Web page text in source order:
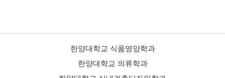
한양대학교 식품영양학과
한양대학교 의류학과